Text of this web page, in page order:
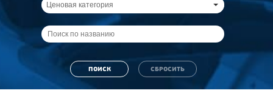
Ценовая категория